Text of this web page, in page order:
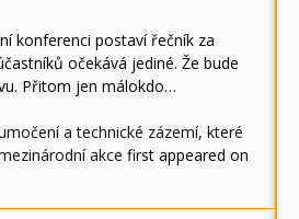
konferenci postaví řečník za
očekává jediné. Že bude
Přitom jen málokdo…
a technické zázemí, které
akce first appeared on